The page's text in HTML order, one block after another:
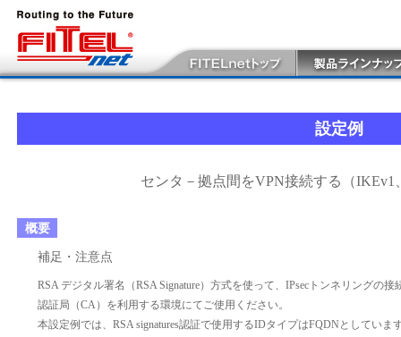
設定例
センタ－拠点間をVPN接続する（IKEv1
概要
補足・注意点
RSA デジタル署名（RSA Signature）方式を使って、IPsecトンネリングの接
認証局（CA）を利用する環境にてご使用ください。
本設定例では、RSA signatures認証で使用するIDタイプはFQDNとしていま